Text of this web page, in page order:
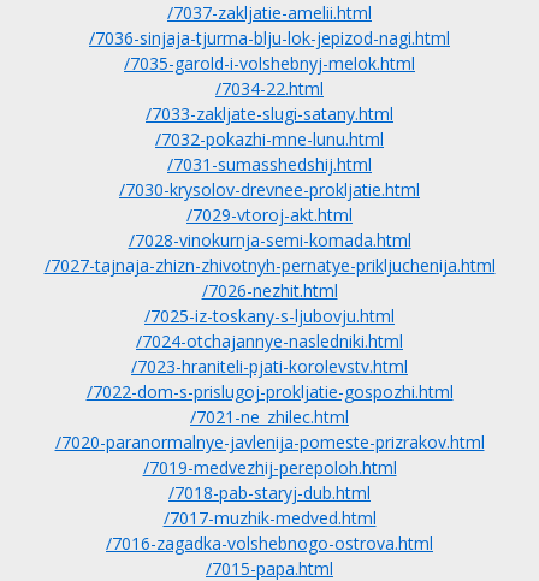
/7037-zakljatie-amelii.html
/7036-sinjaja-tjurma-blju-lok-jepizod-nagi.html
/7035-garold-i-volshebnyj-melok.html
/7034-22.html
/7033-zakljate-slugi-satany.html
/7032-pokazhi-mne-lunu.html
/7031-sumasshedshij.html
/7030-krysolov-drevnee-prokljatie.html
/7029-vtoroj-akt.html
/7028-vinokurnja-semi-komada.html
/7027-tajnaja-zhizn-zhivotnyh-pernatye-prikljuchenija.html
/7026-nezhit.html
/7025-iz-toskany-s-ljubovju.html
/7024-otchajannye-nasledniki.html
/7023-hraniteli-pjati-korolevstv.html
/7022-dom-s-prislugoj-prokljatie-gospozhi.html
/7021-ne_zhilec.html
/7020-paranormalnye-javlenija-pomeste-prizrakov.html
/7019-medvezhij-perepoloh.html
/7018-pab-staryj-dub.html
/7017-muzhik-medved.html
/7016-zagadka-volshebnogo-ostrova.html
/7015-papa.html